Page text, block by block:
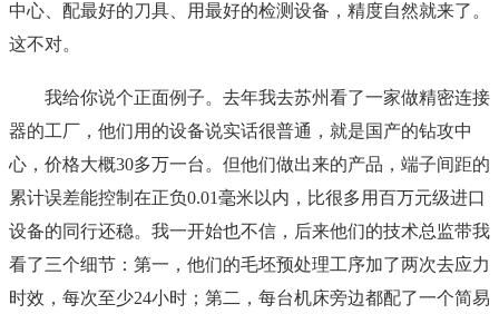
中心、配最好的刀具、用最好的检测设备，精度自然就来了。
这不对。
我给你说个正面例子。去年我去苏州看了一家做精密连接
器的工厂，他们用的设备说实话很普通，就是国产的钻攻中
心，价格大概30多万一台。但他们做出来的产品，端子间距的
累计误差能控制在正负0.01毫米以内，比很多用百万元级进口
设备的同行还稳。我一开始也不信，后来他们的技术总监带我
看了三个细节：第一，他们的毛坯预处理工序加了两次去应力
时效，每次至少24小时；第二，每台机床旁边都配了一个简易